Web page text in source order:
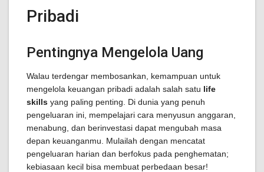
Pribadi
Pentingnya Mengelola Uang
Walau terdengar membosankan, kemampuan untuk
mengelola keuangan pribadi adalah salah satu life
skills yang paling penting. Di dunia yang penuh
pengeluaran ini, mempelajari cara menyusun anggaran,
menabung, dan berinvestasi dapat mengubah masa
depan keuanganmu. Mulailah dengan mencatat
pengeluaran harian dan berfokus pada penghematan;
kebiasaan kecil bisa membuat perbedaan besar!